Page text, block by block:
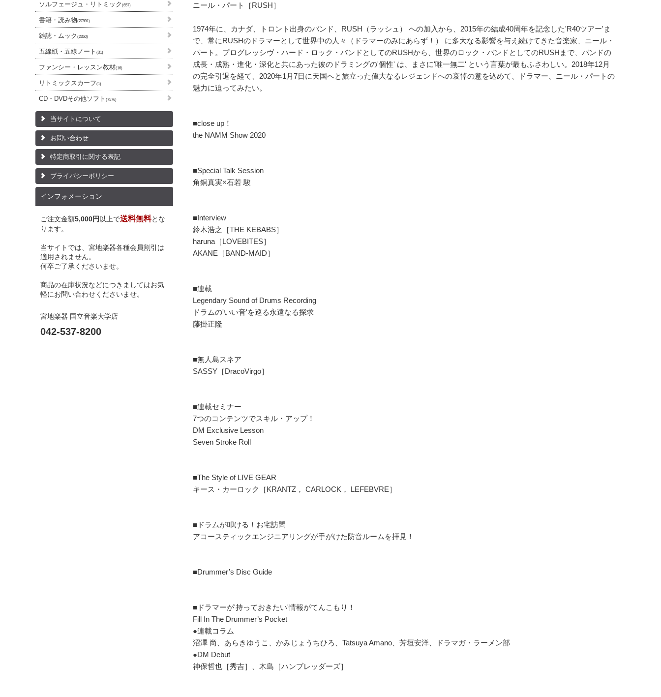
ソルフェージュ・リトミック (657)
書籍・読み物(27891)
雑誌・ムック (2350)
五線紙・五線ノート (31)
ファンシー・レッスン教材(16)
リトミックスカーフ(1)
CD・DVDその他ソフト (7576)
当サイトについて
お問い合わせ
特定商取引に関する表記
プライバシーポリシー
インフォメーション
ご注文金額5,000円 以上で送料無料とな
ります。
当サイトでは、宮地楽器各種会員割引は
適用されません。
何卒ご了承くださいませ。
商品の在庫状況などにつきましてはお気
軽にお問い合わせくださいませ。
宮地楽器 国立音楽大学店
042-537-8200
ニール・パート［RUSH］
1974年に、カナダ、トロント出身のバンド、RUSH（ラッシュ） への加入から、2015年の結成40周年を記念した'R40ツアー'ま
で、常にRUSHのドラマーとして世界中の人々（ドラマーのみにあらず！） に多大なる影響を与え続けてきた音楽家、ニール・
パート。プログレッシヴ・ハード・ロック・バンドとしてのRUSHから、世界のロック・バンドとしてのRUSHまで、バンドの
成長・成熟・進化・深化と共にあった彼のドラミングの'個性' は、まさに'唯一無二' という言葉が最もふさわしい。2018年12月
の完全引退を経て、2020年1月7日に天国へと旅立った偉大なるレジェンドへの哀悼の意を込めて、ドラマー、ニール・パートの
魅力に迫ってみたい。
■close up！
the NAMM Show 2020
■Special Talk Session
角銅真実×石若 駿
■Interview
鈴木浩之［THE KEBABS］
haruna［LOVEBITES］
AKANE［BAND-MAID］
■連載
Legendary Sound of Drums Recording
ドラムの'いい音'を巡る永遠なる探求
藤掛正隆
■無人島スネア
SASSY［DracoVirgo］
■連載セミナー
7つのコンテンツでスキル・アップ！
DM Exclusive Lesson
Seven Stroke Roll
■The Style of LIVE GEAR
キース・カーロック［KRANTZ， CARLOCK， LEFEBVRE］
■ドラムが叩ける！お宅訪問
アコースティックエンジニアリングが手がけた防音ルームを拝見！
■Drummer’s Disc Guide
■ドラマーが'持っておきたい'情報がてんこもり！
Fill In The Drummer’s Pocket
●連載コラム
沼澤 尚、あらきゆうこ、かみじょうちひろ、Tatsuya Amano、芳垣安洋、ドラマガ・ラーメン部
●DM Debut
神保哲也［秀吉］、木島［ハンブレッダーズ］